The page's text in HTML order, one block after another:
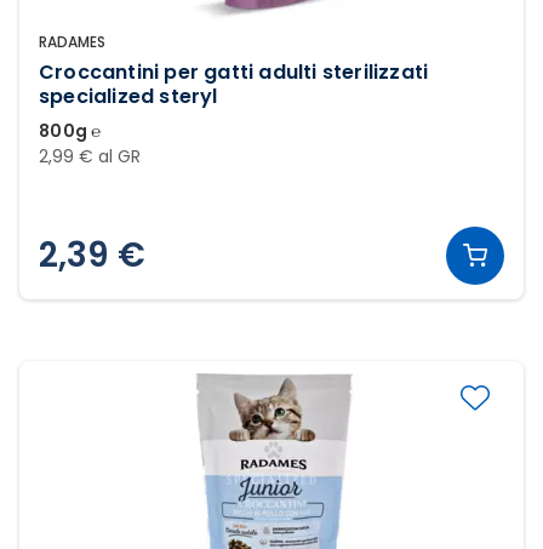
RADAMES
Croccantini per gatti adulti sterilizzati
specialized steryl
800g ℮
2,99 € al GR
2,39 €